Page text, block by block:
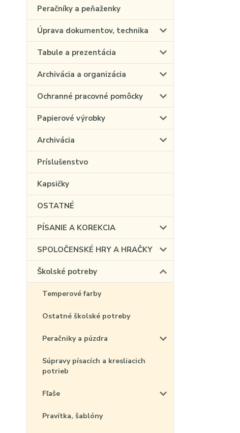
Peračníky a peňaženky
Úprava dokumentov, technika
Tabule a prezentácia
Archivácia a organizácia
Ochranné pracovné pomôcky
Papierové výrobky
Archivácia
Príslušenstvo
Kapsičky
OSTATNÉ
PÍSANIE A KOREKCIA
SPOLOČENSKÉ HRY A HRAČKY
Školské potreby
Temperové farby
Ostatné školské potreby
Peračniky a púzdra
Súpravy písacích a kresliacich
potrieb
Fľaše
Pravítka, šablóny